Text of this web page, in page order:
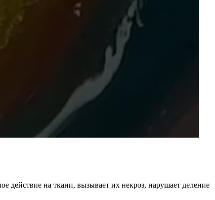
действие на ткани, вызывает их некроз, нарушает деление